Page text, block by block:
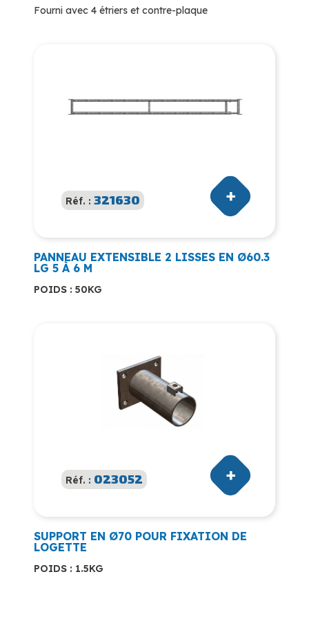
Fourni avec 4 étriers et contre-plaque
Réf. : 321630
PANNEAU EXTENSIBLE 2 LISSES EN Ø60.3
LG 5 À 6 M
POIDS : 50KG
Réf. : 023052
SUPPORT EN Ø70 POUR FIXATION DE
LOGETTE
POIDS : 1.5KG